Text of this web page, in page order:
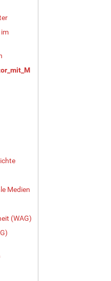
Medien
(WAG)